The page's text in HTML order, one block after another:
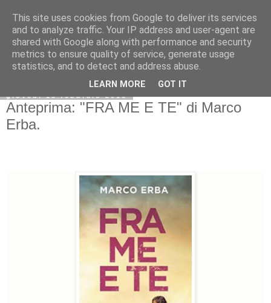
giovedì 18 febbraio 2016
Anteprima: "FRA ME E TE" di Marco
Erba.
This site uses cookies from Google to deliver its services
and to analyze traffic. Your IP address and user-agent are
shared with Google along with performance and security
metrics to ensure quality of service, generate usage
statistics, and to detect and address abuse.
LEARN MORE GOT IT